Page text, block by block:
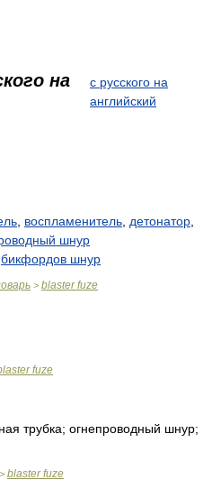
на
с русского на
английский
воспламенитель детонатор
шнур
бикфордов шнур
> blaster fuze
fuze
трубка; огнепроводный шнур;
blaster fuze